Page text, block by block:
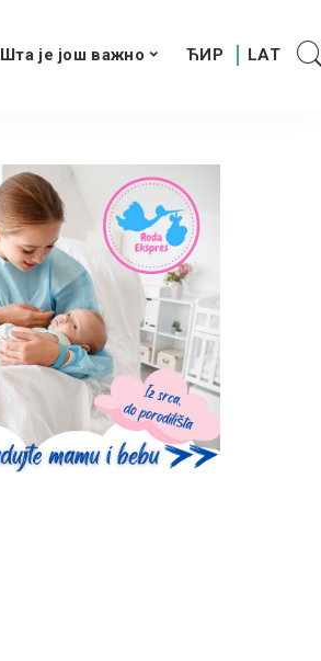
Шта је још важно